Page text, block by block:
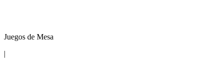
Juegos de Mesa
|